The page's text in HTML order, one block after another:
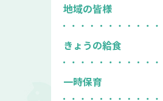
地域の皆様
きょうの給食
一時保育